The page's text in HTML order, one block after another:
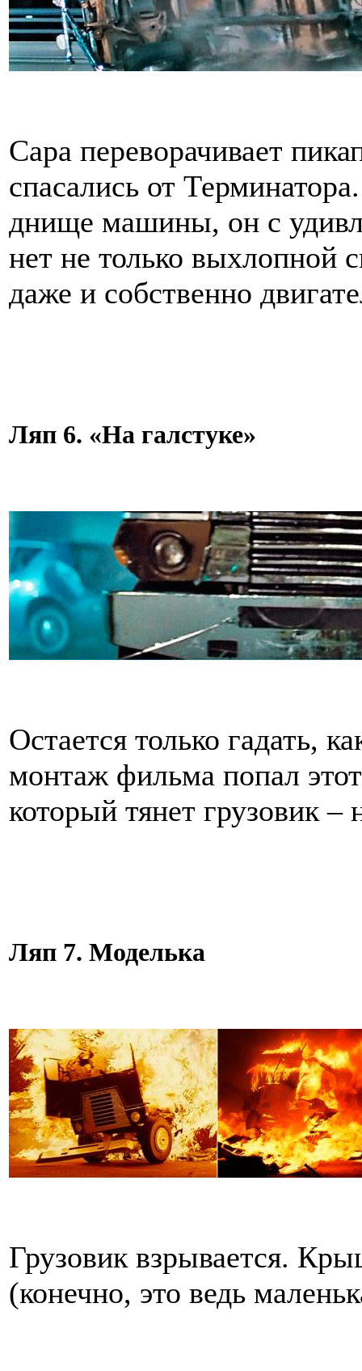
Сара переворачивает
спасались от
днище машины, он с
нет не только выхлопной
даже и собственно
Ляп 6. «На галстуке»
Остается только гадать,
монтаж фильма попал
который тянет грузовик
Ляп 7. Моделька
Грузовик взрывается.
(конечно, это ведь